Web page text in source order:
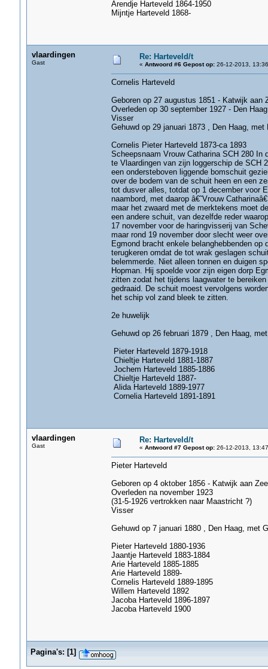
Arendje Harteveld 1864-1950
Mijntje Harteveld 1868-
vlaardingen
Gast
Re: Harteveld/t
« Antwoord #6 Gepost op:26-12-2013,
Cornelis Harteveld
Geboren op 27 augustus 1851 - Katwijk aan
Overleden op 30 september 1927 - Den
Visser
Gehuwd op 29 januari 1873 , Den Haag,
Cornelis Pieter Harteveld 1873-ca 1893
Scheepsnaam Vrouw Catharina SCH 280
te Vlaardingen van zijn loggerschip de SCH
een ondersteboven liggende bomschuit
over de bodem van de schuit heen en een
tot dusver alles, totdat op 1 december voor
naambord, met daarop â€˜Vrouw
maar het zwaard met de merktekens moet
een andere schuit, van dezelfde reder
17 november voor de haringvisserij van
maar rond 19 november door slecht weer
Egmond bracht enkele belanghebbenden
terugkeren omdat de tot wrak geslagen
belemmerde. Niet alleen tonnen en duigen
Hopman. Hij spoelde voor zijn eigen dorp
zitten zodat het tijdens laagwater te
gedraaid. De schuit moest vervolgens
het schip vol zand bleek te zitten.
2e huwelijk
Gehuwd op 26 februari 1879 , Den Haag,
Pieter Harteveld 1879-1918
Chieltje Harteveld 1881-1887
Jochem Harteveld 1885-1886
Chieltje Harteveld 1887-
Alida Harteveld 1889-1977
Cornelia Harteveld 1891-1891
vlaardingen
Gast
Re: Harteveld/t
« Antwoord #7 Gepost op:26-12-2013,
Pieter Harteveld
Geboren op 4 oktober 1856 - Katwijk aan Zee
Overleden na november 1923
(31-5-1926 vertrokken naar Maastricht ?)
Visser
Gehuwd op 7 januari 1880 , Den Haag, met
Pieter Harteveld 1880-1936
Jaantje Harteveld 1883-1884
Arie Harteveld 1885-1885
Arie Harteveld 1889-
Cornelis Harteveld 1889-1895
Willem Harteveld 1892
Jacoba Harteveld 1896-1897
Jacoba Harteveld 1900
Pagina's: [1]